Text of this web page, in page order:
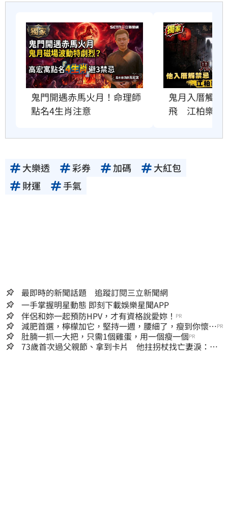
鬼門開遇赤馬火月！命理師
點名4生肖注意
鬼月入厝觸禁
飛　江柏樂曝
大樂透 彩券 加碼
大紅包
財運
手氣
最即時的新聞話題 追蹤訂閱三立新聞網
一手掌握明星動態 即刻下載娛樂星聞APP
伴侶和妳一起預防HPV，才有資格說愛妳！ PR
減肥首選，檸檬加它，堅持一週，腰細了，瘦到你懷疑
人生
PR
肚腩一抓一大把，只需1個雞蛋，用一個瘦一個PR
73歲首次過父親節、拿到卡片 他拄拐杖找亡妻淚：今